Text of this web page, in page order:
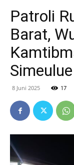
Patroli
Barat,
Simeulue
8 Juni 2025 17